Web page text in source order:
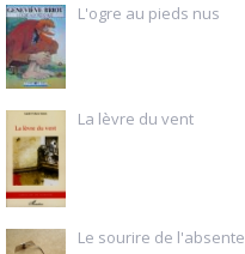
L'ogre au pieds nus
La lèvre du vent
Le sourire de l'absente